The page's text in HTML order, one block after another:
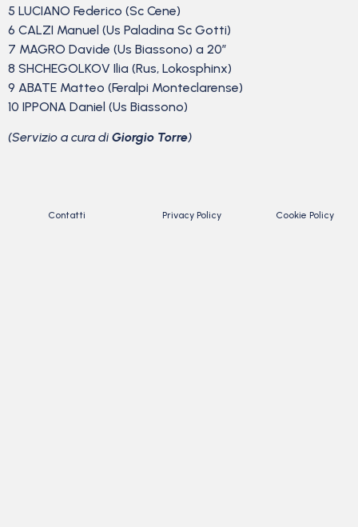
5 LUCIANO Federico (Sc Cene)
6 CALZI Manuel (Us Paladina Sc Gotti)
7 MAGRO Davide (Us Biassono) a 20″
8 SHCHEGOLKOV Ilia (Rus, Lokosphinx)
9 ABATE Matteo (Feralpi Monteclarense)
10 IPPONA Daniel (Us Biassono)
(Servizio a cura di Giorgio Torre)
Contatti Privacy Policy Cookie Policy